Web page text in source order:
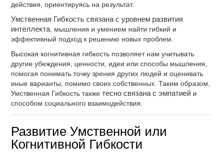
действия, ориентируясь на результат.
Умственная Гибкость связана с уровнем развития
интеллекта , мышления и умением найти гибкий и
эффективный подход к решению новых проблем.
Высокая когнитивная гибкость позволяет нам учитывать
другие убеждения, ценности, идеи или способы мышления,
помогая понимать точку зрения других людей и оценивать
иные варианты, помимо своих собственных. Таким образом,
Умственная Гибкость такжетесно связана с эмпатией и
способом социального взаимодействия.
Развитие Умственной или
Когнитивной Гибкости